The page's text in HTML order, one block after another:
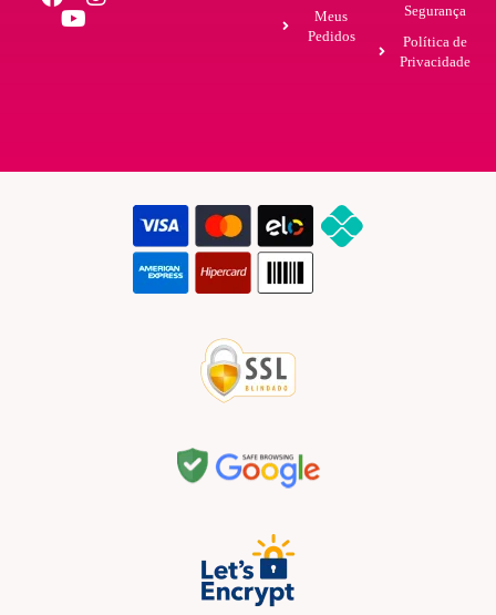
Meus
Pedidos
Segurança
Política de
Privacidade